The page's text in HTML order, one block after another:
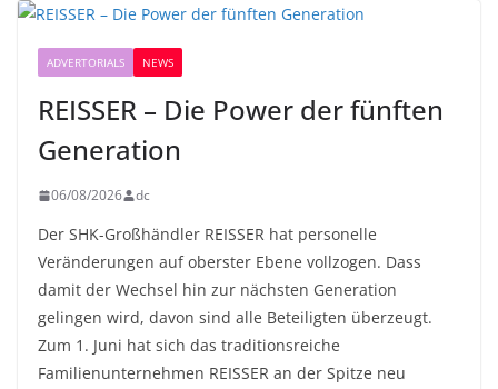
ADVERTORIALS NEWS
REISSER – Die Power der fünften
Generation
06/08/2026 dc
Der SHK-Großhändler REISSER hat personelle
Veränderungen auf oberster Ebene vollzogen. Dass
damit der Wechsel hin zur nächsten Generation
gelingen wird, davon sind alle Beteiligten überzeugt.
Zum 1. Juni hat sich das traditionsreiche
Familienunternehmen REISSER an der Spitze neu